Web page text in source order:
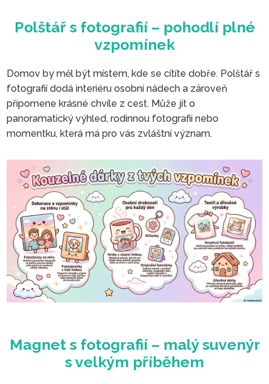
úsměvem
Polštář s fotografií – pohodlí
vzpomínek
Domov by měl být místem, kde se cítíte dobře. Polštář s
fotografií dodá interiéru osobní nádech a zároveň
připomene krásné chvíle z cest. Může jít o
panoramatický výhled, rodinnou fotografii nebo
momentku, která má pro vás zvláštní význam.